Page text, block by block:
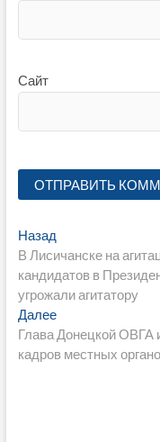
Сайт
Навигация
по
записям
НазадПредыдущая
запись:
В Лисичанске на
кандидатов в
угрожали агитатору
ДалееСледующая
запись:
Глава Донецкой ОВГА
кадров местных